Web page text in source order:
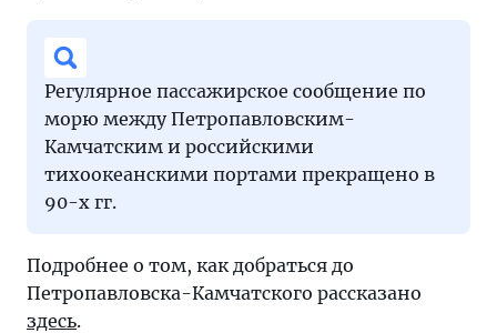
Регулярное пассажирское сообщение по
морю между Петропавловским-
Камчатским и российскими
тихоокеанскими портами прекращено в
90-х гг.
Подробнее о том, как добраться до
Петропавловска-Камчатского рассказано
здесь.